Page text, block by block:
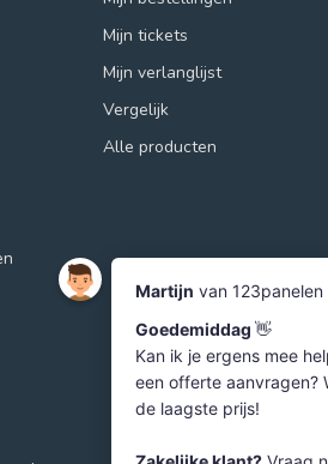
Mijn tickets
Mijn verlanglijst
Vergelijk
Alle producten